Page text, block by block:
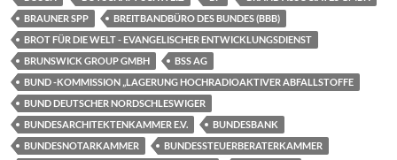
BRAUNER SPP
BREITBANDBÜRO DES BUNDES (BBB)
BROT FÜR DIE WELT - EVANGELISCHER ENTWICKLUNGSDIENST
BRUNSWICK GROUP GMBH
BSS AG
BUND -KOMMISSION „LAGERUNG HOCHRADIOAKTIVER ABFALLSTOFFE
BUND DEUTSCHER NORDSCHLESWIGER
BUNDESARCHITEKTENKAMMER E.V.
BUNDESBANK
BUNDESNOTARKAMMER
BUNDESSTEUERBERATERKAMMER